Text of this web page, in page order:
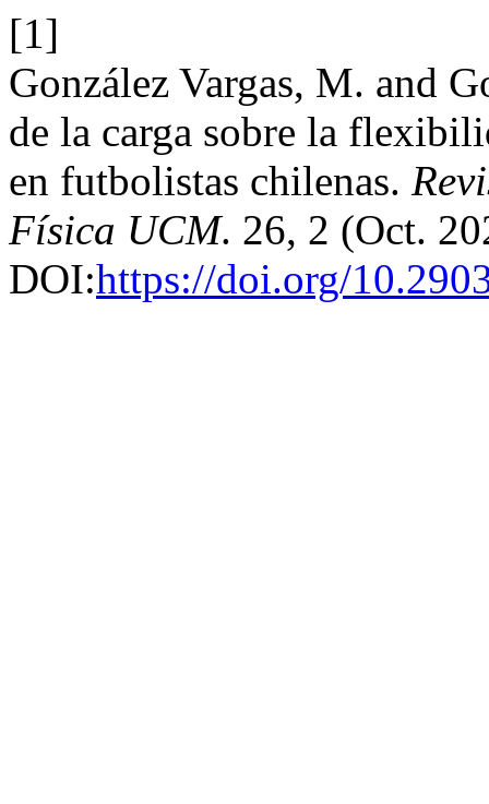
[1]
González Vargas, M. and
de la carga sobre la
en futbolistas chilenas.
Física UCM. 26, 2 (Oct.
DOI:https://doi.org/